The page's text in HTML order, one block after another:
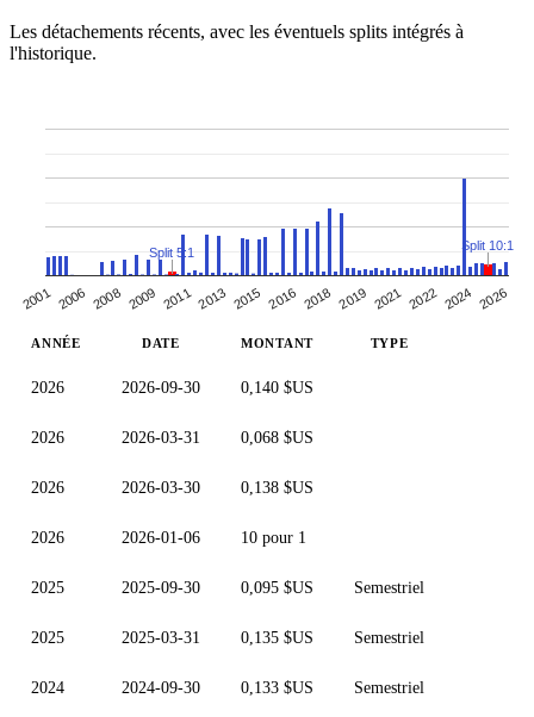
Les détachements récents, avec les éventuels splits intégrés à
l'historique.
2001 2006 2008 2009 2011 2013 2015 2016 2018 2019 2021 2022 2024 2026
Split 5:1 Split 10:1
ANNÉE DATE MONTANT TYPE
2026 2026-09-30 0,140 $US
2026 2026-03-31 0,068 $US
2026 2026-03-30 0,138 $US
2026 2026-01-06 10 pour 1
2025 2025-09-30 0,095 $US Semestriel
2025 2025-03-31 0,135 $US Semestriel
2024 2024-09-30 0,133 $US Semestriel